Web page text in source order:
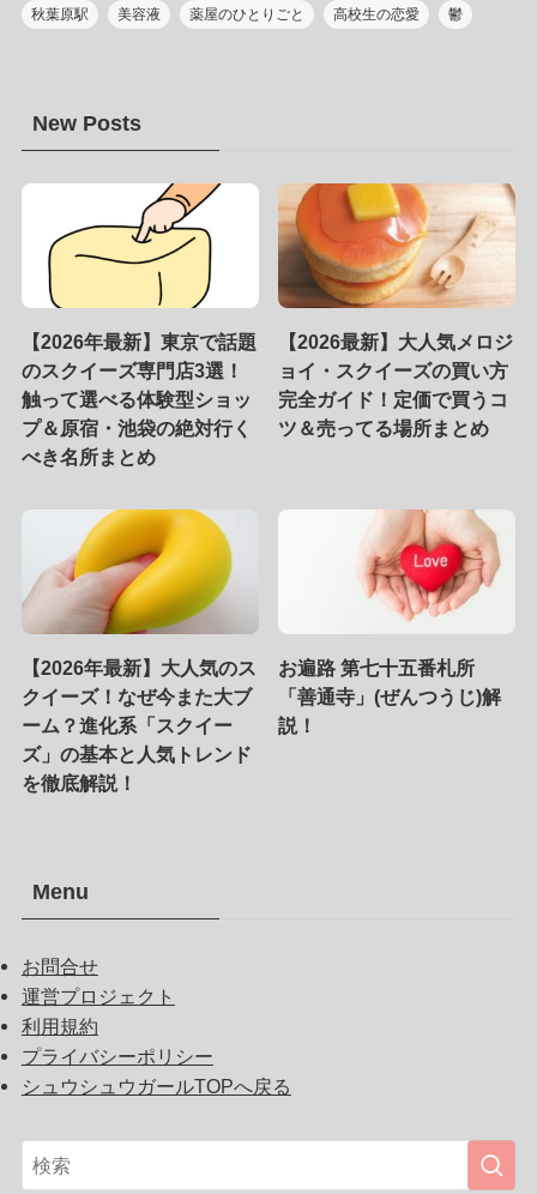
秋葉原駅 美容液 薬屋のひとりごと 高校生の恋愛 鬱
New Posts
【2026年最新】東京で話題
のスクイーズ専門店3選！
触って選べる体験型ショッ
プ＆原宿・池袋の絶対行く
べき名所まとめ
【2026最新】大人気メロジ
ョイ・スクイーズの買い方
完全ガイド！定価で買うコ
ツ＆売ってる場所まとめ
【2026年最新】大人気のス
クイーズ！なぜ今また大ブ
ーム？進化系「スクイー
ズ」の基本と人気トレンド
を徹底解説！
お遍路 第七十五番札所
「善通寺」(ぜんつうじ)解
説！
Menu
お問合せ
運営プロジェクト
利用規約
プライバシーポリシー
シュウシュウガールTOPへ戻る